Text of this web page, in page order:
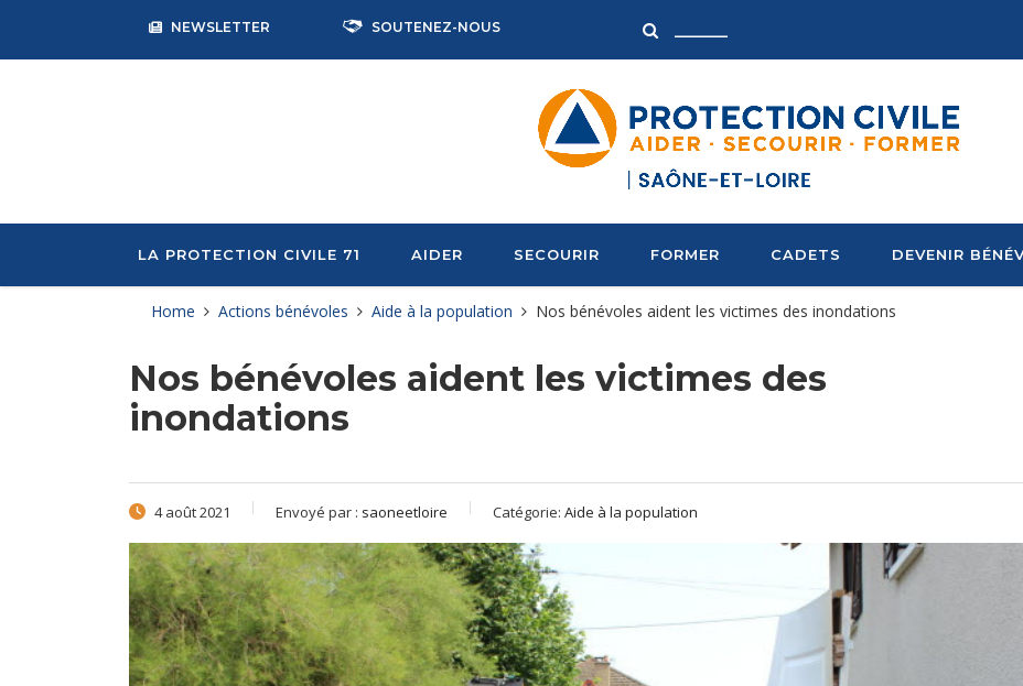
NEWSLETTER SOUTENEZ-NOUS
LA PROTECTION CIVILE 71 AIDER SECOURIR FORMER CADETS DEVENIR
Home Actions bénévoles Aide à la population Nos bénévoles aident les victimes des inondations
Nos bénévoles aident les victimes des
inondations
4 août 2021 Envoyé par : saoneetloire Catégorie: Aide à la population